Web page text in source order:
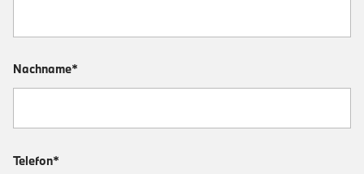
Nachname*
Telefon*